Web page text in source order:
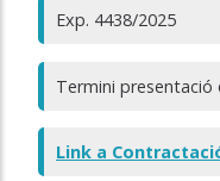
Exp. 4438/2025
Termini presentació
Link a